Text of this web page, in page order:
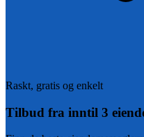
Raskt, gratis og enkelt
Tilbud fra inntil 3